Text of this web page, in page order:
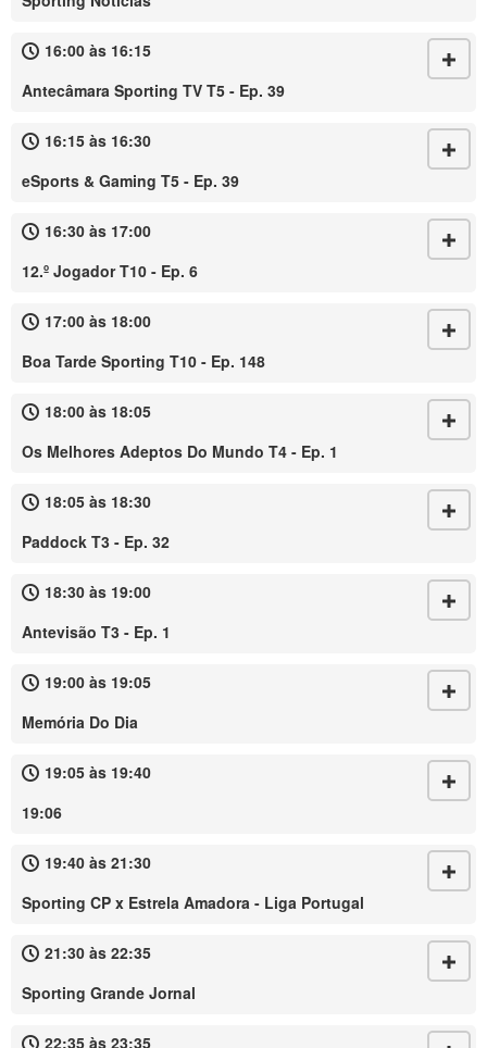
16:00 às 16:15
Antecâmara Sporting TV T5 - Ep. 39
16:15 às 16:30
eSports & Gaming T5 - Ep. 39
16:30 às 17:00
12.º Jogador T10 - Ep. 6
17:00 às 18:00
Boa Tarde Sporting T10 - Ep. 148
18:00 às 18:05
Os Melhores Adeptos Do Mundo T4 - Ep. 1
18:05 às 18:30
Paddock T3 - Ep. 32
18:30 às 19:00
Antevisão T3 - Ep. 1
19:00 às 19:05
Memória Do Dia
19:05 às 19:40
19:06
19:40 às 21:30
Sporting CP x Estrela Amadora - Liga Portugal
21:30 às 22:35
Sporting Grande Jornal
22:35 às 23:35